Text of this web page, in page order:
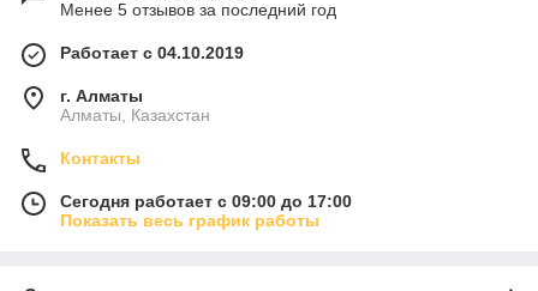
Менее 5 отзывов за последний год
Работает с 04.10.2019
г. Алматы
Алматы, Казахстан
Контакты
Сегодня работает с 09:00 до 17:00
Показать весь график работы